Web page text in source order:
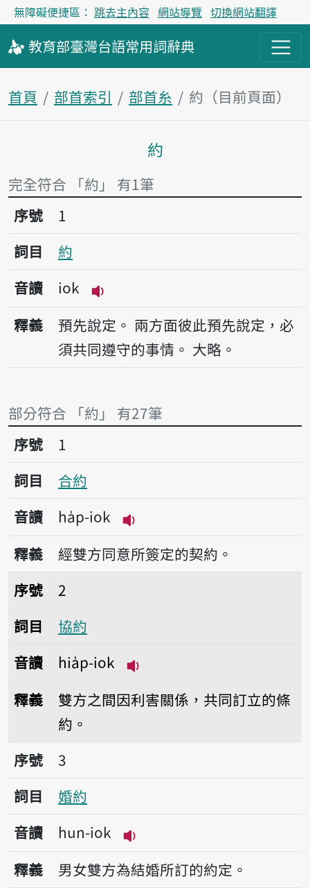
無障礙便捷區： 跳去主內容 網站導覽 切換網站翻譯
教育部臺灣台語常用詞辭典
首頁 部首索引 部首糸 約（目前頁面）
主內容區塊
約
完全符合 「約」 有1筆
序號1約
序號
1
詞目
約
音讀
iok
播放音讀iok
釋義 預先說定。 兩方面彼此預先說定，必
須共同遵守的事情。 大略。
部分符合 「約」 有27筆
序號1合約
序號
1
詞目
合約
音讀
ha̍p-iok
播放音讀ha̍p-iok
釋義
經雙方同意所簽定的契約。
序號2協約
序號
2
詞目
協約
音讀
hia̍p-iok
釋義
雙方之間因利害關係，共同訂立的條
約。
序號3婚約
序號
3
詞目
婚約
音讀
hun-iok
播放音讀hun-iok
釋義
男女雙方為結婚所訂的約定。